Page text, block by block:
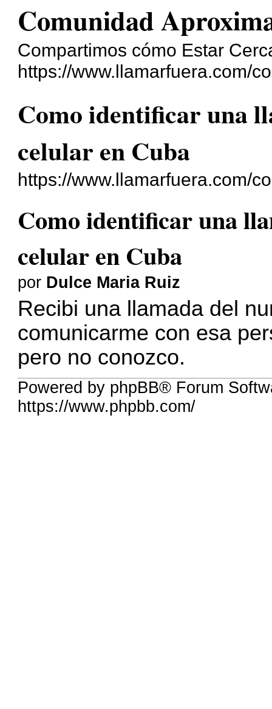
Comunidad
Compartimos cómo Estar
https://www.llamarfuera.com/
Como identificar una
celular en Cuba
https://www.llamarfuera.com/
Como identificar una
celular en Cuba
por Dulce Maria Ruiz
Recibi una llamada del
comunicarme con esa
pero no conozco.
Powered by phpBB® Forum
https://www.phpbb.com/